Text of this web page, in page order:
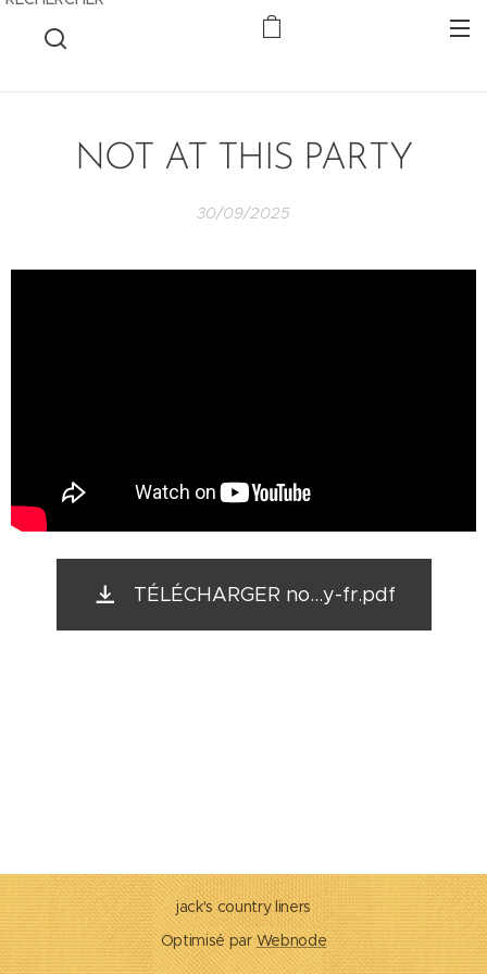
NOT AT THIS PARTY
30/09/2025
TÉLÉCHARGER no...y-fr.pdf
jack's country liners
Optimisé parWebnode